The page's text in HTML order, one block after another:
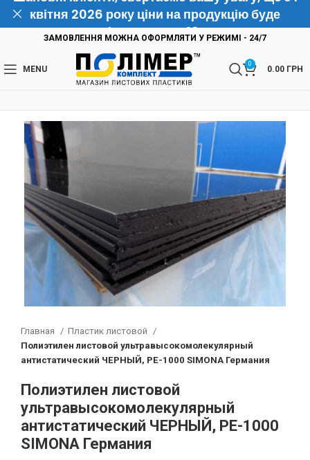
ЗАМОВЛЕННЯ МОЖНА ОФОРМЛЯТИ У РЕЖИМІ - 24/7
MENU
0
0.00 ГРН
Главная
Пластик листовой
Полиэтилен листовой ультравысокомолекулярный
антистатический ЧЕРНЫЙ, PE-1000 SIMONA Германия
Полиэтилен листовой
ультравысокомолекулярный
антистатический ЧЕРНЫЙ, PE-1000
SIMONA Германия
квітня 2026 року ціни на продукцію буде
підвищено на 10%